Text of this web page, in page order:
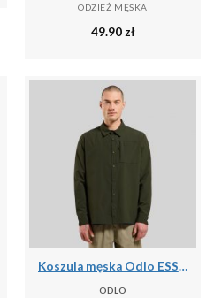
ODZIEŻ MĘSKA
49.90 zł
Koszula męska Odlo ESSENTIAL Shirt l/s
ODLO